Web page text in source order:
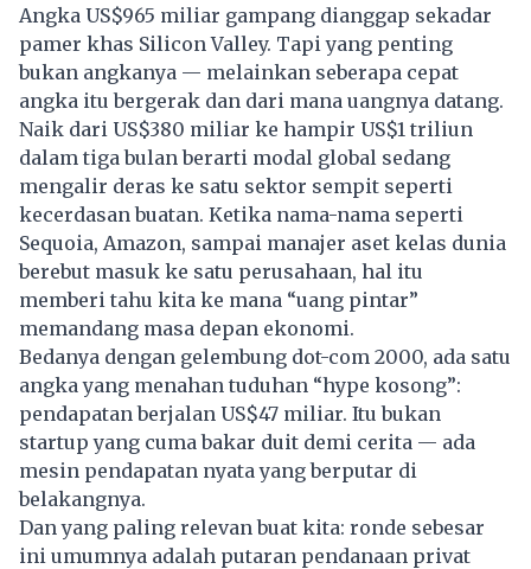
Angka US$965 miliar gampang dianggap sekadar
pamer khas Silicon Valley. Tapi yang penting
bukan angkanya — melainkan seberapa cepat
angka itu bergerak dan dari mana uangnya datang.
Naik dari US$380 miliar ke hampir US$1 triliun
dalam tiga bulan berarti modal global sedang
mengalir deras ke satu sektor sempit seperti
kecerdasan buatan. Ketika nama-nama seperti
Sequoia, Amazon, sampai manajer aset kelas dunia
berebut masuk ke satu perusahaan, hal itu
memberi tahu kita ke mana “uang pintar”
memandang masa depan ekonomi.
Bedanya dengan gelembung dot-com 2000, ada satu
angka yang menahan tuduhan “hype kosong”:
pendapatan berjalan US$47 miliar. Itu bukan
startup yang cuma bakar duit demi cerita — ada
mesin pendapatan nyata yang berputar di
belakangnya.
Dan yang paling relevan buat kita: ronde sebesar
ini umumnya adalah putaran pendanaan privat